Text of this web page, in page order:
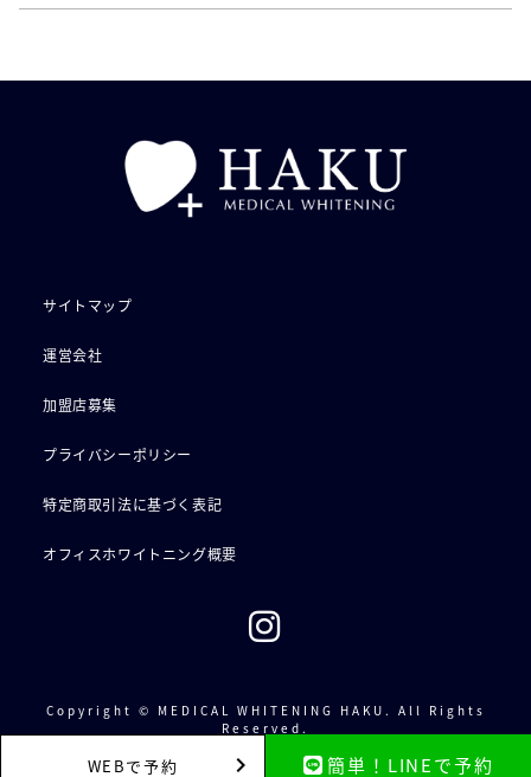
WEBで予約 簡単！LINEで予約
サイトマップ
運営会社
加盟店募集
プライバシーポリシー
特定商取引法に基づく表記
オフィスホワイトニング概要
Copyright © MEDICAL WHITENING HAKU. All Rights
Reserved.